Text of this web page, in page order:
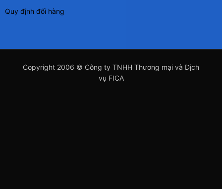
Quy định đổi hàng
Copyright 2006 © Công ty TNHH Thương mại và Dịch
vụ FICA